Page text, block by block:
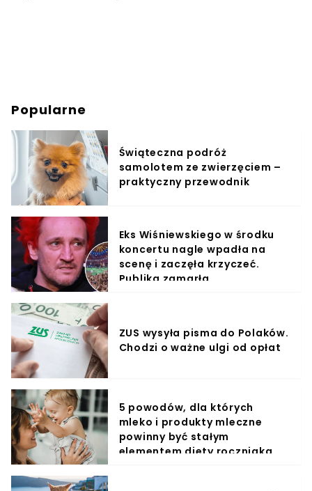
Popularne
Świąteczna podróż
samolotem ze zwierzęciem –
praktyczny przewodnik
Eks Wiśniewskiego w środku
koncertu nagle wpadła na
scenę i zaczęła krzyczeć.
Publika zamarła
ZUS wysyła pisma do Polaków.
Chodzi o ważne ulgi od opłat
5 powodów, dla których
mleko i produkty mleczne
powinny być stałym
elementem diety roczniaka